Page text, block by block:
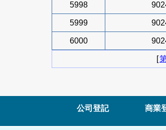
5998
5999
6000
[
公司登記 商業